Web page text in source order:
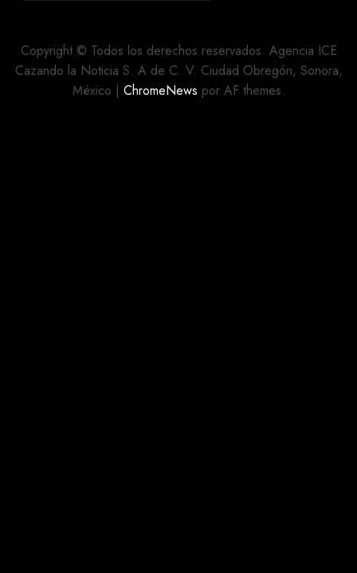
6, 2026
«PEYOTE”
EN
EMPRESA
DE
Copyright © Todos los derechos reservados. Agencia ICE
Cazando la Noticia S. A de C. V. Ciudad Obregón, Sonora,
México | ChromeNews por AF themes.